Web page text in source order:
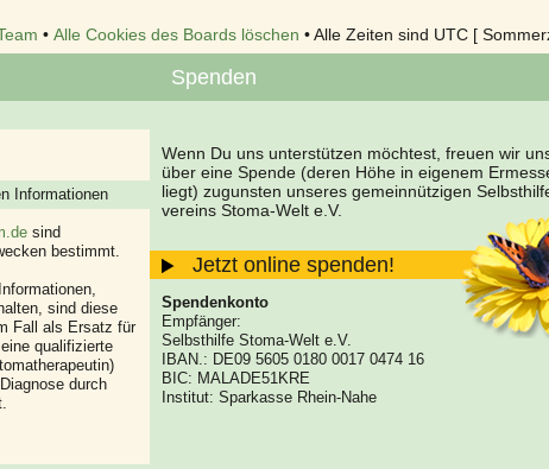
• Alle Cookies des Boards löschen • Alle Zeiten sind UTC [
Informationen
sind
bestimmt.
sind diese
Fall als Ersatz für
qualifizierte
durch
Spenden
Wenn Du uns unterstützen möchtest, freuen wir
über eine Spende (deren Höhe in eigenem
liegt) zugunsten unseres gemeinnützigen
vereins Stoma-Welt e.V.
Jetzt online spenden!
Spendenkonto
Empfänger:
Selbsthilfe Stoma-Welt e.V.
IBAN.: DE09 5605 0180 0017 0474 16
BIC: MALADE51KRE
Institut: Sparkasse Rhein-Nahe